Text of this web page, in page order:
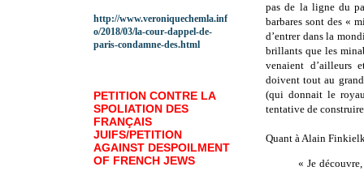
pas de la ligne du
barbares sont des «
d’entrer dans la
brillants que les
venaient d’ailleurs
doivent tout au
(qui donnait le
tentative de
Quant à Alain
« Je
http://www.veroniquechemla.inf
o/2018/03/la-cour-dappel-de-
paris-condamne-des.html
PETITION CONTRE LA
SPOLIATION DES
FRANÇAIS
JUIFS/PETITION
AGAINST DESPOILMENT
OF FRENCH JEWS